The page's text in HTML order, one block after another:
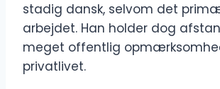
stadig dansk, selvom det
arbejdet. Han holder dog
meget offentlig
privatlivet.